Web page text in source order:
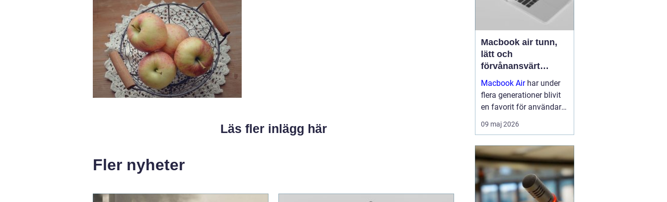
Läs fler inlägg här
Fler nyheter
Macbook air tunn,
lätt och
förvånansvärt
kraftfull
Macbook Airhar under
flera generationer blivit
en favorit för användare
som vill kombinera
smidig rörlighet med
Modellen är känd för sin
låga vikt, tysta drift och
långa batte...
09 maj 2026